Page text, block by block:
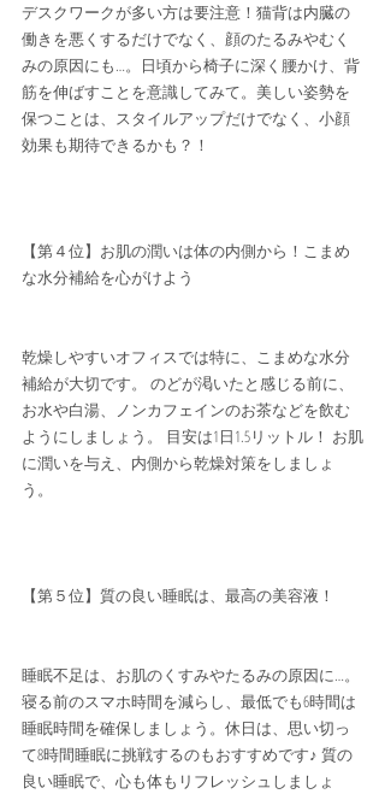
デスクワークが多い方は要注意！猫背は内臓の
働きを悪くするだけでなく、顔のたるみやむく
みの原因にも…。日頃から椅子に深く腰かけ、背
筋を伸ばすことを意識してみて。美しい姿勢を
保つことは、スタイルアップだけでなく、小顔
効果も期待できるかも？！
【第４位】お肌の潤いは体の内側から！こまめ
な水分補給を心がけよう
乾燥しやすいオフィスでは特に、こまめな水分
補給が大切です。 のどが渇いたと感じる前に、
お水や白湯、ノンカフェインのお茶などを飲む
ようにしましょう。 目安は1日1.5リットル！ お肌
に潤いを与え、内側から乾燥対策をしましょ
う。
【第５位】質の良い睡眠は、最高の美容液！
睡眠不足は、お肌のくすみやたるみの原因に…。
寝る前のスマホ時間を減らし、最低でも6時間は
睡眠時間を確保しましょう。休日は、思い切っ
て8時間睡眠に挑戦するのもおすすめです♪ 質の
良い睡眠で、心も体もリフレッシュしましょ